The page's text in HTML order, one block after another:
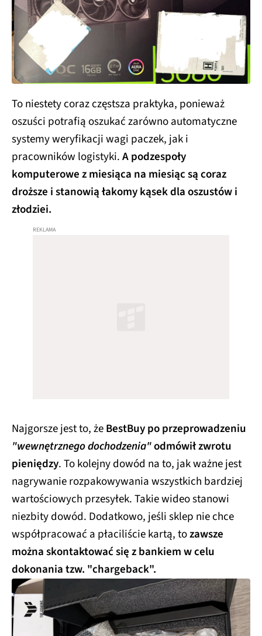
To niestety coraz częstsza praktyka, ponieważ
oszuści potrafią oszukać zarówno automatyczne
systemy weryfikacji wagi paczek, jak i
pracowników logistyki.A podzespoły
komputerowe z miesiąca na miesiąc są coraz
droższe i stanowią łakomy kąsek dla oszustów i
złodziei.
Najgorsze jest to, żeBestBuy po przeprowadzeniu
"wewnętrznego dochodzenia"odmówił zwrotu
pieniędzy. To kolejny dowód na to, jak ważne jest
nagrywanie rozpakowywania wszystkich bardziej
wartościowych przesyłek. Takie wideo stanowi
niezbity dowód. Dodatkowo, jeśli sklep nie chce
współpracować a płaciliście kartą, tozawsze
można skontaktować się z bankiem w celu
dokonania tzw. "chargeback".